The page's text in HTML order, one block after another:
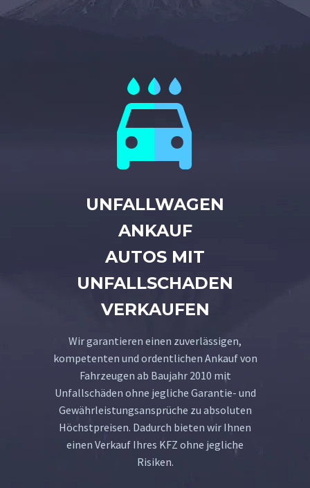


UNFALLWAGEN
ANKAUF
AUTOS MIT
UNFALLSCHADEN
VERKAUFEN
Wir garantieren einen zuverlässigen,
kompetenten und ordentlichen Ankauf von
Fahrzeugen ab Baujahr 2010 mit
Unfallschäden ohne jegliche Garantie- und
Gewährleistungsansprüche zu absoluten
Höchstpreisen. Dadurch bieten wir Ihnen
einen Verkauf Ihres KFZ ohne jegliche
Risiken.